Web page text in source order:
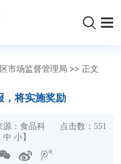
市场监督管理局 >> 正文
，将实施奖励
源：食品科 点击数： 551
中 小】